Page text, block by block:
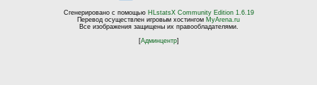
Сгенерировано с помощью HLstatsX Community Edition 1.6.19
Перевод осуществлен игровым хостингом MyArena.ru
Все изображения защищены их правообладателями.
[Админцентр]